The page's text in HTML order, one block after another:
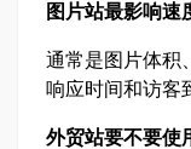
图片站最影响速
通常是图片体积
响应时间和访客
外贸站要不要使